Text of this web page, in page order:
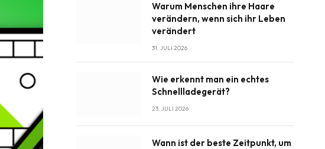
Warum Menschen ihre Haare
verändern, wenn sich ihr Leben
verändert
31. JULI 2026
Wie erkennt man ein echtes
Schnellladegerät?
23. JULI 2026
Wann ist der beste Zeitpunkt, um